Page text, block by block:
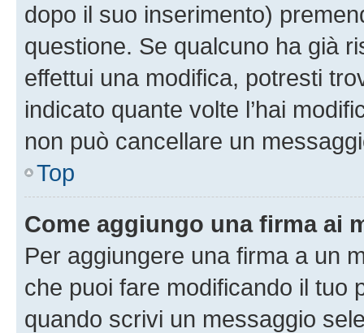
dopo il suo inserimento)
questione. Se qualcuno ha già
effettui una modifica, potresti
indicato quante volte l’hai
non può cancellare un
Top
Come aggiungo una firma ai
Per aggiungere una firma a un
che puoi fare modificando il tuo
quando scrivi un messaggio